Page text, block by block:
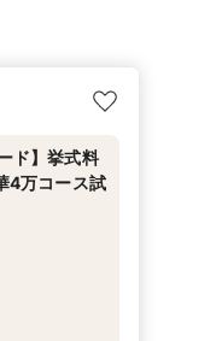
ド】挙式料
4万コース試